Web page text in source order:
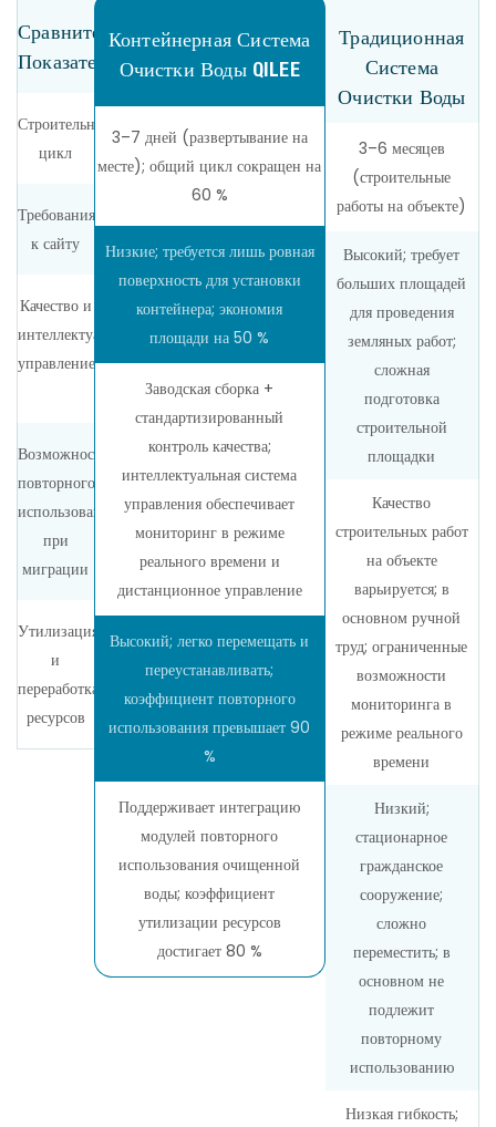
Сравнительный
Показатель
Строительный
цикл
Требования
к сайту
Качество и
интеллектуальное
управление
Возможность
повторного
использования
при
миграции
Утилизация
и
переработка
ресурсов
Контейнерная Система
Очистки Воды QILEE
3–7 дней (развертывание на
месте); общий цикл сокращен на
60 %
Низкие; требуется лишь ровная
поверхность для установки
контейнера; экономия
площади на 50 %
Заводская сборка +
стандартизированный
контроль качества;
интеллектуальная система
управления обеспечивает
мониторинг в режиме
реального времени и
дистанционное управление
Высокий; легко перемещать и
переустанавливать;
коэффициент повторного
использования превышает 90
%
Поддерживает интеграцию
модулей повторного
использования очищенной
воды; коэффициент
утилизации ресурсов
достигает 80 %
Традиционная
Система
Очистки Воды
3–6 месяцев
(строительные
работы на объекте)
Высокий; требует
больших площадей
для проведения
земляных работ;
сложная
подготовка
строительной
площадки
Качество
строительных работ
на объекте
варьируется; в
основном ручной
труд; ограниченные
возможности
мониторинга в
режиме реального
времени
Низкий;
стационарное
гражданское
сооружение;
сложно
переместить; в
основном не
подлежит
повторному
использованию
Низкая гибкость;